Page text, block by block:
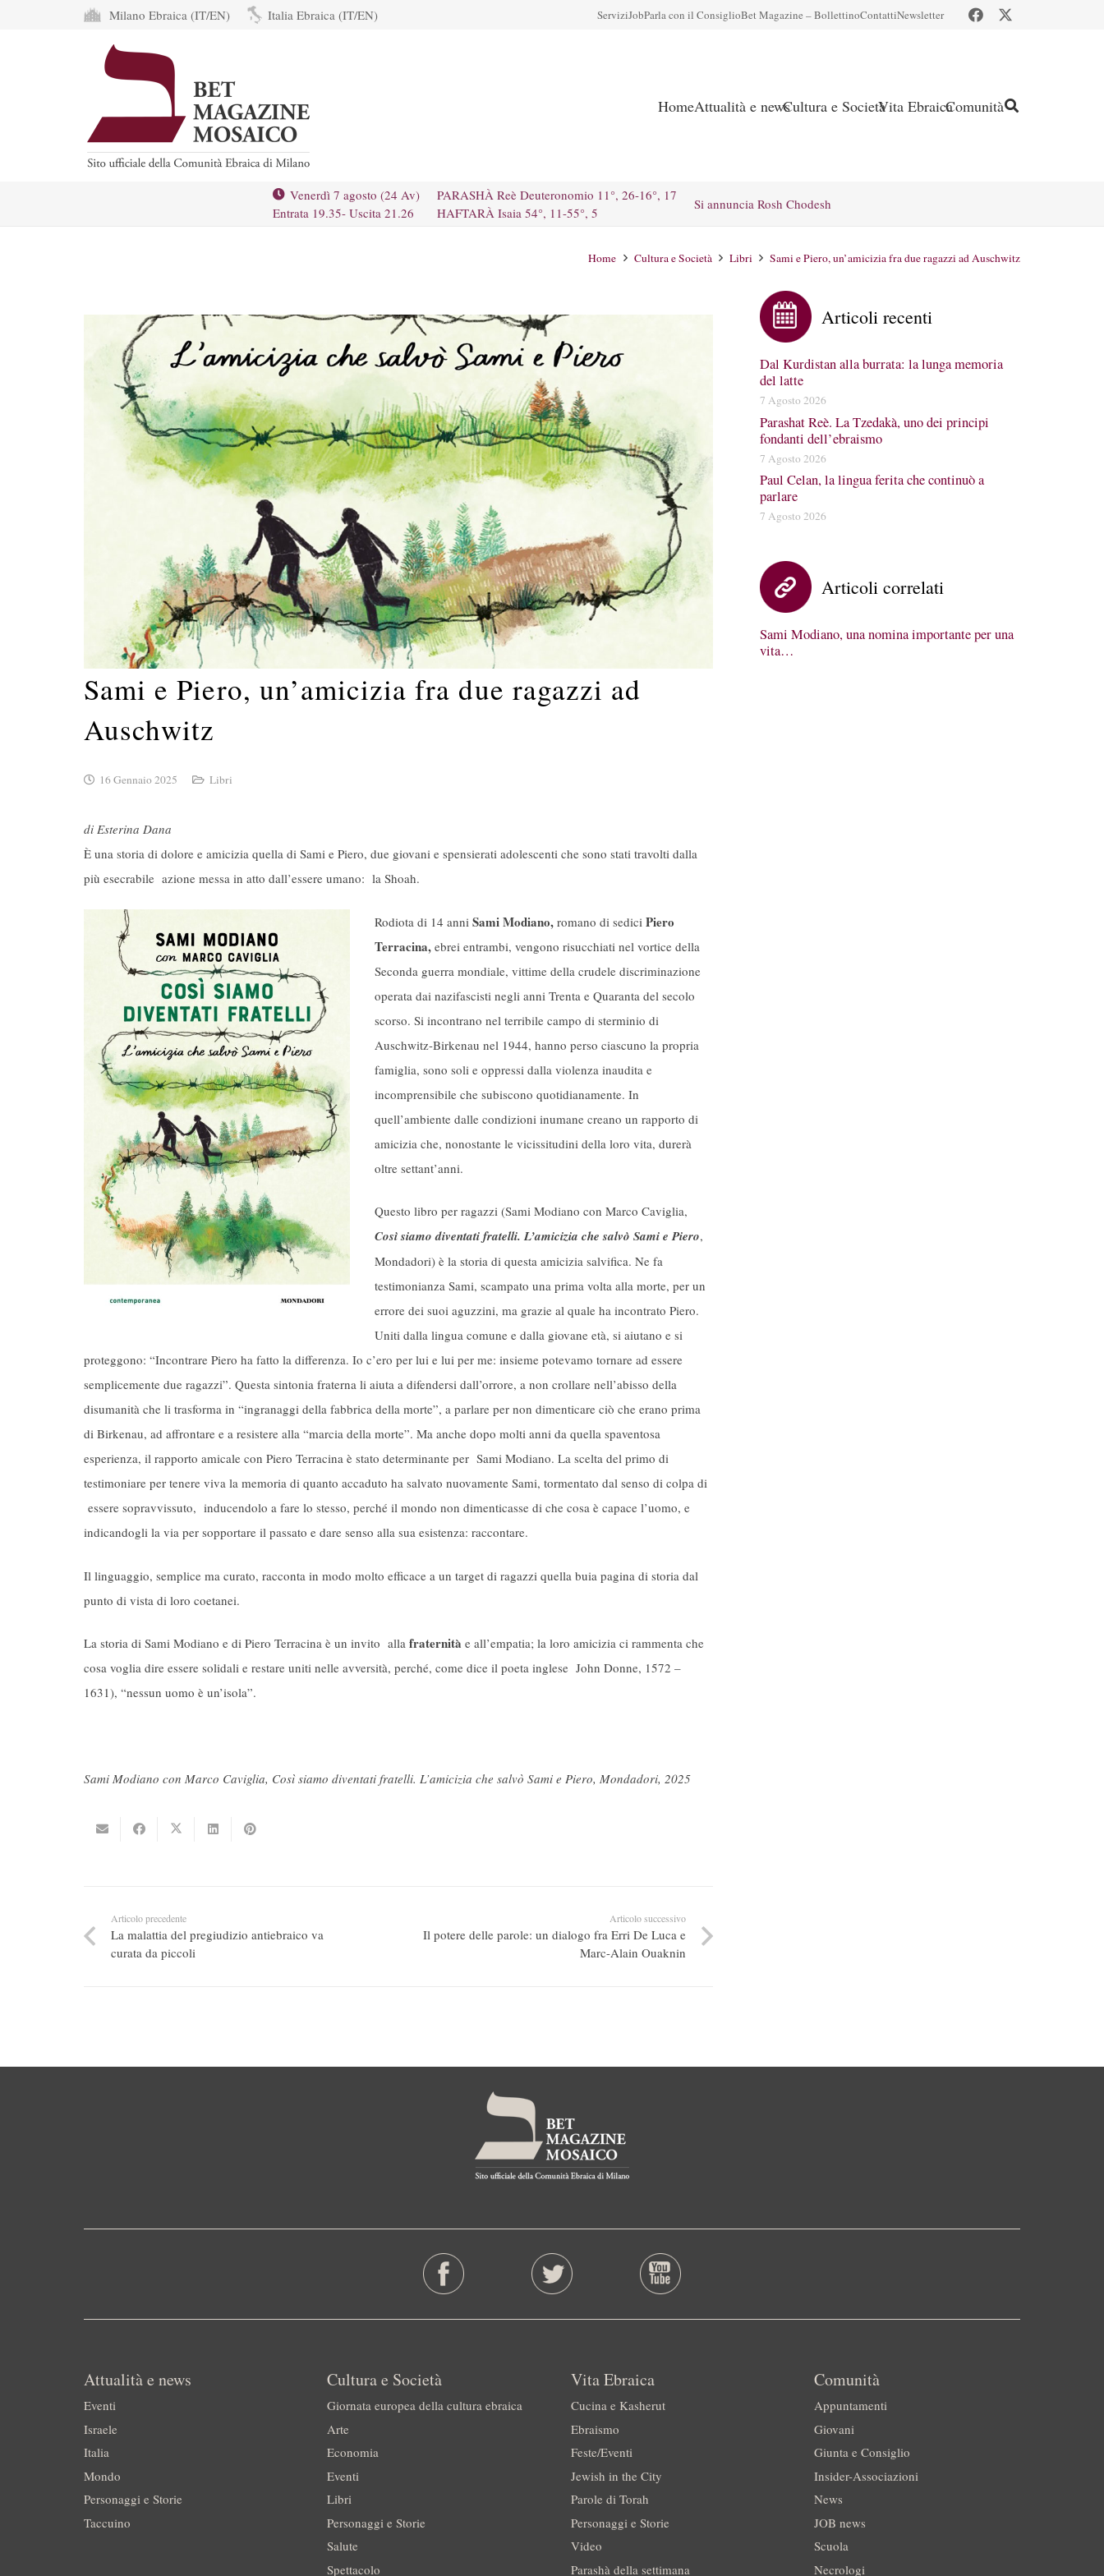
Milano Ebraica (IT/EN) Italia Ebraica (IT/EN) ServiziJobParla con il ConsiglioBet Magazine – BollettinoContattiNewsletter
HomeAttualità e newsCultura e SocietàVita EbraicaComunità
Venerdì 7 agosto (24 Av)
Entrata 19.35- Uscita 21.26
PARASHÀ Reè Deuteronomio 11°, 26-16°, 17
HAFTARÀ Isaia 54°, 11-55°, 5
Si annuncia Rosh Chodesh
Home Cultura e Società Libri Sami e Piero, un’amicizia fra due ragazzi ad Auschwitz
Sami e Piero, un’amicizia fra due ragazzi ad
Auschwitz
16 Gennaio 2025 Libri
di Esterina Dana
È una storia di dolore e amicizia quella di Sami e Piero, due giovani e spensierati adolescenti che sono stati travolti dalla
più esecrabile azione messa in atto dall’essere umano: la Shoah.
Rodiota di 14 anni Sami Modiano, romano di sedici Piero
Terracina, ebrei entrambi, vengono risucchiati nel vortice della
Seconda guerra mondiale, vittime della crudele discriminazione
operata dai nazifascisti negli anni Trenta e Quaranta del secolo
scorso. Si incontrano nel terribile campo di sterminio di
Auschwitz-Birkenau nel 1944, hanno perso ciascuno la propria
famiglia, sono soli e oppressi dalla violenza inaudita e
incomprensibile che subiscono quotidianamente. In
quell’ambiente dalle condizioni inumane creano un rapporto di
amicizia che, nonostante le vicissitudini della loro vita, durerà
oltre settant’anni.
Questo libro per ragazzi (Sami Modiano con Marco Caviglia,
Così siamo diventati fratelli. L’amicizia che salvò Sami e Piero,
Mondadori) è la storia di questa amicizia salvifica. Ne fa
testimonianza Sami, scampato una prima volta alla morte, per un
errore dei suoi aguzzini, ma grazie al quale ha incontrato Piero.
Uniti dalla lingua comune e dalla giovane età, si aiutano e si
proteggono: “Incontrare Piero ha fatto la differenza. Io c’ero per lui e lui per me: insieme potevamo tornare ad essere
semplicemente due ragazzi”. Questa sintonia fraterna li aiuta a difendersi dall’orrore, a non crollare nell’abisso della
disumanità che li trasforma in “ingranaggi della fabbrica della morte”, a parlare per non dimenticare ciò che erano prima
di Birkenau, ad affrontare e a resistere alla “marcia della morte”. Ma anche dopo molti anni da quella spaventosa
esperienza, il rapporto amicale con Piero Terracina è stato determinante per Sami Modiano. La scelta del primo di
testimoniare per tenere viva la memoria di quanto accaduto ha salvato nuovamente Sami, tormentato dal senso di colpa di
essere sopravvissuto, inducendolo a fare lo stesso, perché il mondo non dimenticasse di che cosa è capace l’uomo, e
indicandogli la via per sopportare il passato e dare senso alla sua esistenza: raccontare.
Il linguaggio, semplice ma curato, racconta in modo molto efficace a un target di ragazzi quella buia pagina di storia dal
punto di vista di loro coetanei.
La storia di Sami Modiano e di Piero Terracina è un invito alla fraternità e all’empatia; la loro amicizia ci rammenta che
cosa voglia dire essere solidali e restare uniti nelle avversità, perché, come dice il poeta inglese John Donne, 1572 –
1631), “nessun uomo è un’isola”.
Sami Modiano con Marco Caviglia, Così siamo diventati fratelli. L’amicizia che salvò Sami e Piero, Mondadori, 2025
Articolo precedente
La malattia del pregiudizio antiebraico va
curata da piccoli
Articolo successivo
Il potere delle parole: un dialogo fra Erri De Luca e
Marc-Alain Ouaknin
Articoli recenti
Dal Kurdistan alla burrata: la lunga memoria
del latte
7 Agosto 2026
Parashat Reè. La Tzedakà, uno dei principi
fondanti dell’ebraismo
7 Agosto 2026
Paul Celan, la lingua ferita che continuò a
parlare
7 Agosto 2026
Articoli correlati
Sami Modiano, una nomina importante per una
vita…
Attualità e news
Eventi
Israele
Italia
Mondo
Personaggi e Storie
Taccuino
Cultura e Società
Giornata europea della cultura ebraica
Arte
Economia
Eventi
Libri
Personaggi e Storie
Salute
Spettacolo
Vita Ebraica
Cucina e Kasherut
Ebraismo
Feste/Eventi
Jewish in the City
Parole di Torah
Personaggi e Storie
Video
Parashà della settimana
Comunità
Appuntamenti
Giovani
Giunta e Consiglio
Insider-Associazioni
News
JOB news
Scuola
Necrologi